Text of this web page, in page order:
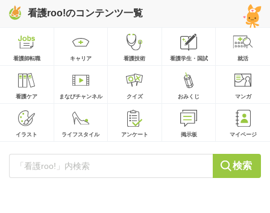
看護roo!のコンテンツ一覧
看護師転職 キャリア 看護技術 看護学生・国試 就活
看護ケア まなびチャンネル クイズ おみくじ マンガ
イラスト ライフスタイル アンケート 掲示板 マイページ
検索